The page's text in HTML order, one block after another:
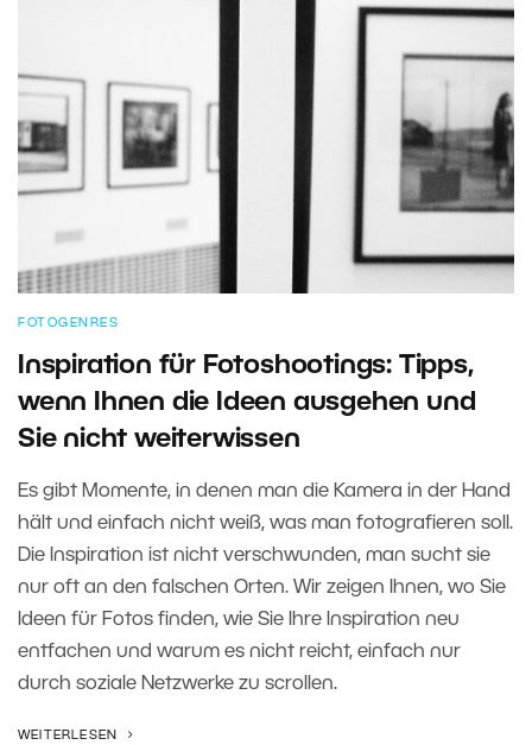
FOTOGENRES
Inspiration für Fotoshootings: Tipps,
wenn Ihnen die Ideen ausgehen und
Sie nicht weiterwissen
Es gibt Momente, in denen man die Kamera in der Hand
hält und einfach nicht weiß, was man fotografieren soll.
Die Inspiration ist nicht verschwunden, man sucht sie
nur oft an den falschen Orten. Wir zeigen Ihnen, wo Sie
Ideen für Fotos finden, wie Sie Ihre Inspiration neu
entfachen und warum es nicht reicht, einfach nur
durch soziale Netzwerke zu scrollen.
WEITERLESEN